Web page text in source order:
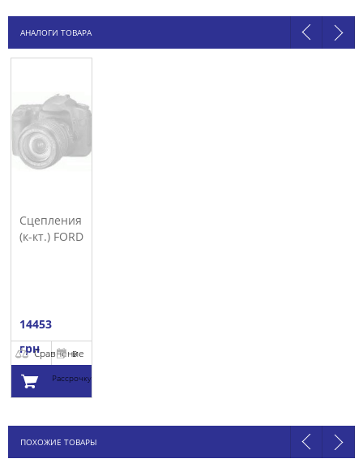
АНАЛОГИ ТОВАРА
Сцепления
(к-кт.) FORD
14453
грнСравнение
В
Рассрочку
корзину
ПОХОЖИЕ ТОВАРЫ